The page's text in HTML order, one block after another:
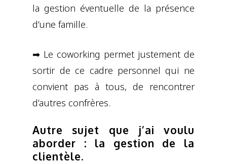
la gestion éventuelle de la présence
d’une famille.
➡ Le coworking permet justement de
sortir de ce cadre personnel qui ne
convient pas à tous, de rencontrer
d’autres confrères.
Autre sujet que j’ai voulu
aborder : la gestion de la
clientèle.